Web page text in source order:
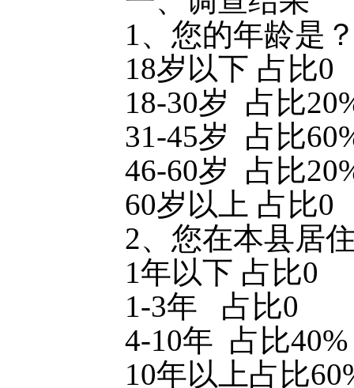
1、您的年龄是
18岁以下 占比0
18-30岁 占比
31-45岁 占比
46-60岁 占比
60岁以上 占比0
2、您在本县居
1年以下 占比0
1-3年 占比0
4-10年 占比40%
10年以上占比